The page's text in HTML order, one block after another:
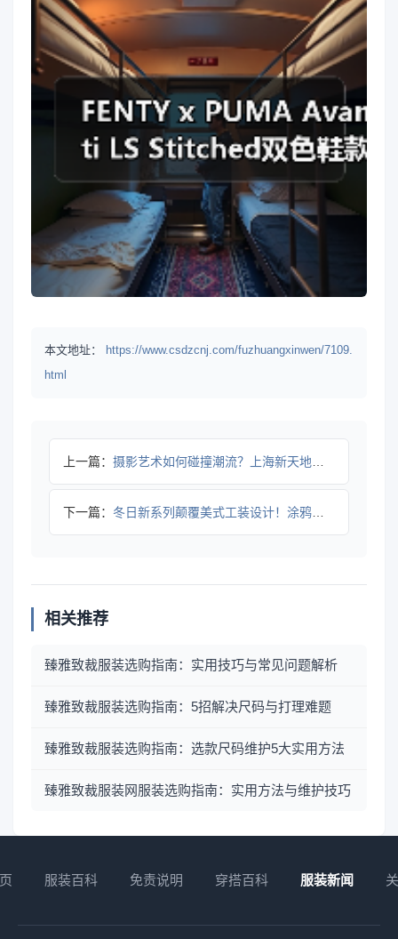
本文地址：
https://www.csdzcnj.com/fuzhuangxinwen/7109.
html
上一篇： 摄影艺术如何碰撞潮流？上海新天地限时快闪空间开启轻户外新体验
下一篇： 冬日新系列颠覆美式工装设计！涂鸦与复古军装重塑潮流穿搭
相关推荐
臻雅致裁服装选购指南：实用技巧与常见问题解析
臻雅致裁服装选购指南：5招解决尺码与打理难题
臻雅致裁服装选购指南：选款尺码维护5大实用方法
臻雅致裁服装网服装选购指南：实用方法与维护技巧
服装百科 免责说明 穿搭百科 服装新闻